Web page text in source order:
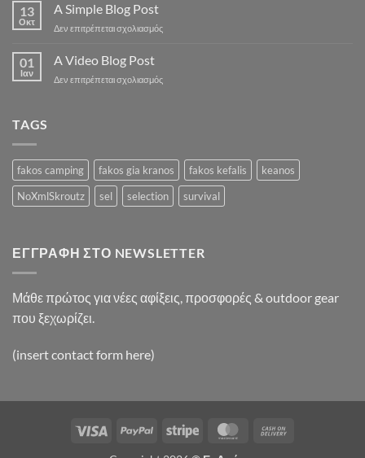
with
13
Οκτ
A Simple Blog Post
Δεν επιτρέπεται σχολιασμόςστο
Post
01
Ιαν
A Video Blog Post
Δεν επιτρέπεται σχολιασμόςστο
TAGS
fakos camping fakos gia kranos fakos kefalis
keanos
NoXmlSkroutz
sel selection survival
ΕΓΓΡΑΦΉ ΣΤΟ NEWSLETTER
Μάθε πρώτος για νέες αφίξεις, προσφορές & outdoor gear
που ξεχωρίζει.
(insert contact form here)
Visa PayPal Stripe MasterCard